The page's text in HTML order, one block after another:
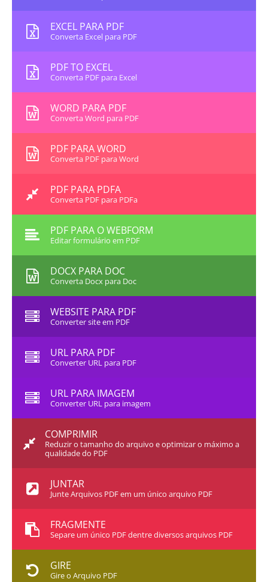
EXCEL PARA PDF
Converta Excel para PDF
PDF TO EXCEL
Converta PDF para Excel
WORD PARA PDF
Converta Word para PDF
PDF PARA WORD
Converta PDF para Word
PDF PARA PDFA
Converta PDF para PDFa
PDF PARA O WEBFORM
Editar formulário em PDF
DOCX PARA DOC
Converta Docx para Doc
WEBSITE PARA PDF
Converter site em PDF
URL PARA PDF
Converter URL para PDF
URL PARA IMAGEM
Converter URL para imagem
COMPRIMIR
Reduzir o tamanho do arquivo e optimizar o máximo a
qualidade do PDF
JUNTAR
Junte Arquivos PDF em um único arquivo PDF
FRAGMENTE
Separe um único PDF dentre diversos arquivos PDF
GIRE
Gire o Arquivo PDF